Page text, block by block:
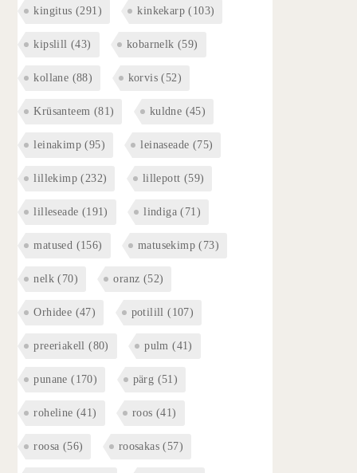
kingitus (291) kinkekarp (103)
kipslill (43) kobarnelk (59)
kollane (88) korvis (52)
Krüsanteem (81) kuldne (45)
leinakimp (95) leinaseade (75)
lillekimp (232) lillepott (59)
lilleseade (191) lindiga (71)
matused (156) matusekimp (73)
nelk (70) oranz (52)
Orhidee (47) potilill (107)
preeriakell (80) pulm (41)
punane (170) pärg (51)
roheline (41) roos (41)
roosa (56) roosakas (57)